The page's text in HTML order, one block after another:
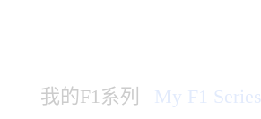
我的F1系列 My F1 Series